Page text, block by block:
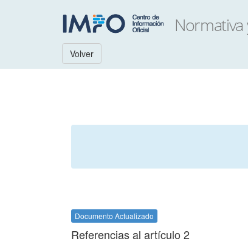
Volver
Documento Actualizado
Referencias al artículo 2